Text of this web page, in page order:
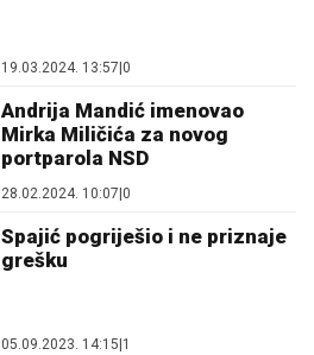
19.03.2024. 13:57|0
Andrija Mandić imenovao
Mirka Miličića za novog
portparola NSD
28.02.2024. 10:07|0
Spajić pogriješio i ne priznaje
grešku
05.09.2023. 14:15 1